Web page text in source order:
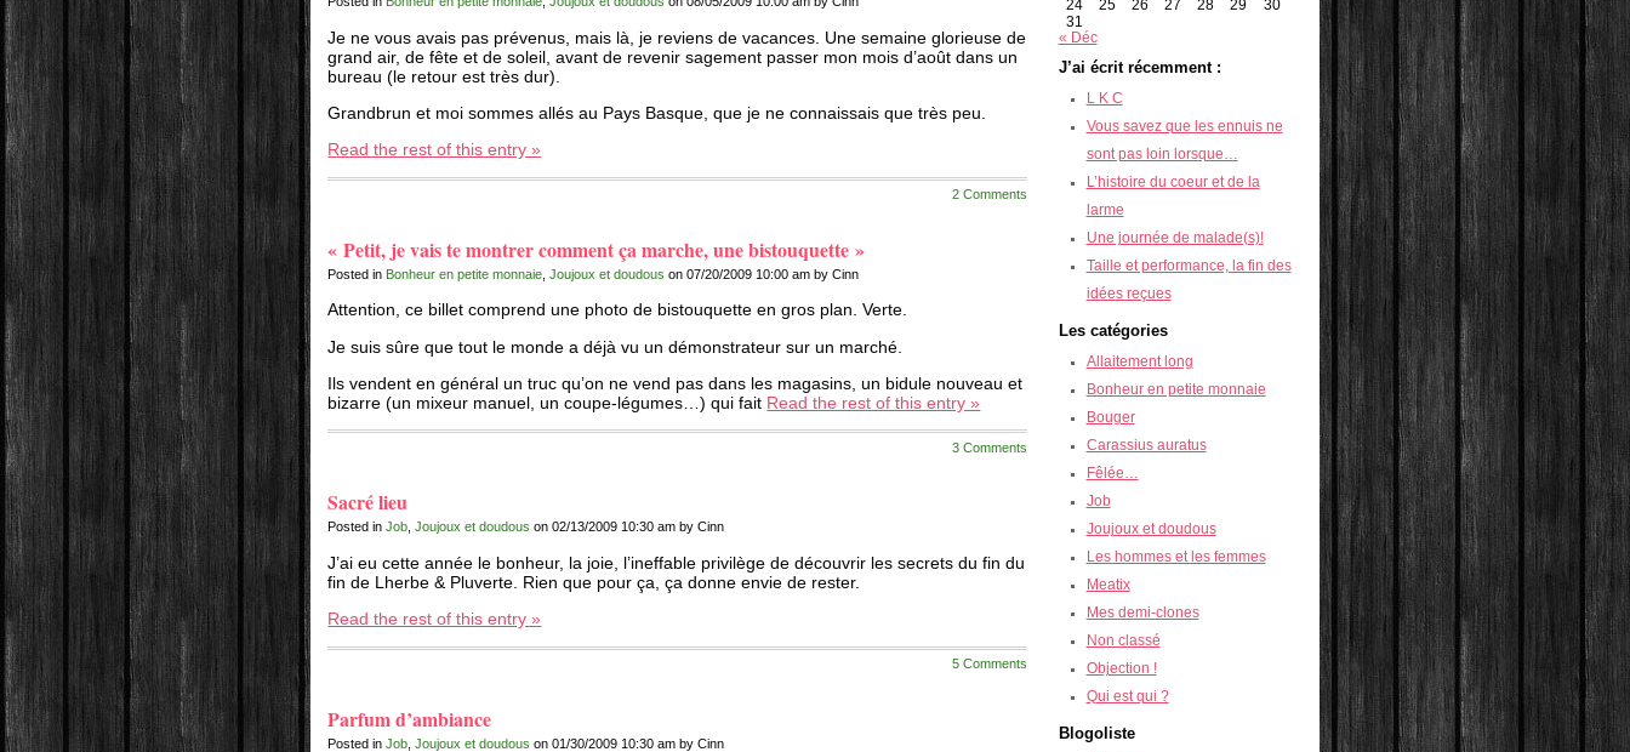
Je ne vous avais pas prévenus, mais là, je reviens de vacances. Une semaine glorieuse de
grand air, de fête et de soleil, avant de revenir sagement passer mon mois d’août dans un
bureau (le retour est très dur).
Grandbrun et moi sommes allés au Pays Basque, que je ne connaissais que très peu.
Read the rest of this entry »
2 Comments
« Petit, je vais te montrer comment ça marche, une bistouquette »
Posted in Bonheur en petite monnaie ,Joujoux et doudous on 07/20/2009 10:00 am by Cinn
Attention, ce billet comprend une photo de bistouquette en gros plan. Verte.
Je suis sûre que tout le monde a déjà vu un démonstrateur sur un marché.
Ils vendent en général un truc qu’on ne vend pas dans les magasins, un bidule nouveau et
bizarre (un mixeur manuel, un coupe-légumes…) qui fait Read the rest of this entry »
3 Comments
Sacré lieu
Posted inJob ,Joujoux et doudous on 02/13/2009 10:30 am by Cinn
J’ai eu cette année le bonheur, la joie, l’ineffable privilège de découvrir les secrets du fin du
fin de Lherbe & Pluverte. Rien que pour ça, ça donne envie de rester.
Read the rest of this entry »
5 Comments
Parfum d’ambiance
Posted inJob ,Joujoux et doudous on 01/30/2009 10:30 am by Cinn
24
25 26 27 28 29
30
31
« Déc
J’ai écrit récemment :
L K C
Vous savez que les ennuis ne
sont pas loin lorsque…
L’histoire du coeur et de la
larme
Une journée de malade(s)!
Taille et performance, la fin des
idées reçues
Les catégories
Allaitement long
Bonheur en petite monnaie
Bouger
Carassius auratus
Fêlée…
Job
Joujoux et doudous
Les hommes et les femmes
Meatix
Mes demi-clones
Non classé
Objection !
Qui est qui ?
Blogoliste